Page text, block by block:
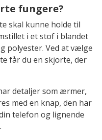
fungere?
skal kunne holde til
i et stof i blandet
polyester. Ved at vælge
får du en skjorte, der
detaljer som ærmer,
med en knap, den har
telefon og lignende